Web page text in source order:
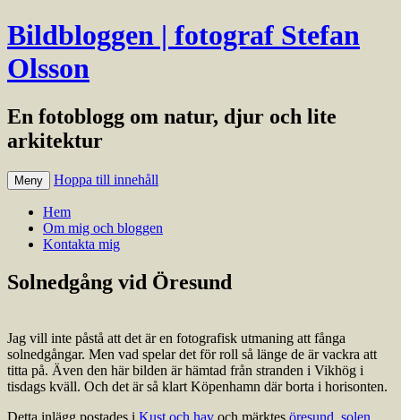
Bildbloggen | fotograf Stefan
Olsson
En fotoblogg om natur, djur och lite
arkitektur
Meny Hoppa till innehåll
Hem
Om mig och bloggen
Kontakta mig
Solnedgång vid Öresund
Jag vill inte påstå att det är en fotografisk utmaning att fånga
solnedgångar. Men vad spelar det för roll så länge de är vackra att
titta på. Även den här bilden är hämtad från stranden i Vikhög i
tisdags kväll. Och det är så klart Köpenhamn där borta i horisonten.
Detta inlägg postades i Kust och hav och märktes öresund, solen,